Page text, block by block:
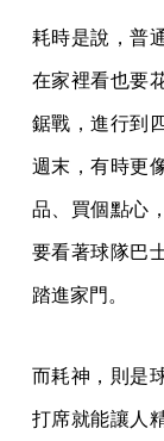
耗時是說，普
在家裡看也要
鋸戰，進行到
週末，有時更
品、買個點心
要看著球隊巴
踏進家門。
而耗神，則是
打席就能讓人